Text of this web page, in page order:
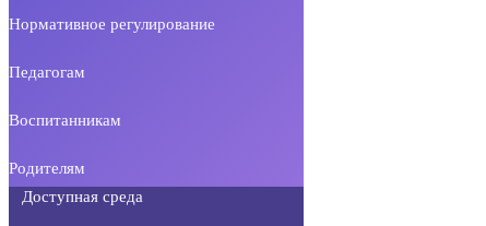
Нормативное регулирование
Педагогам
Воспитанникам
Родителям
Доступная среда